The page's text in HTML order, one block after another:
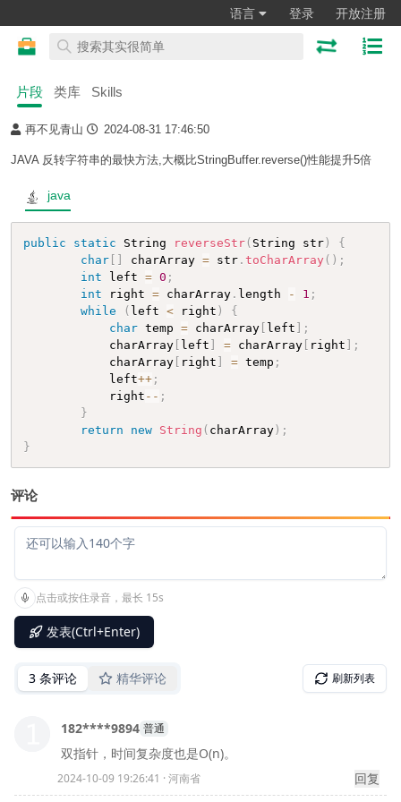
语言 登录 开放注册
片段 类库 Skills
再不见青山 2024-08-31 17:46:50
JAVA 反转字符串的最快方法,大概比StringBuffer.reverse()性能提升5倍
java
public static String reverseStr( String str)
{
char[ charArray = str. toCharArray ( ) ;
int left = 0 ;
int right = charArray. length - 1 ;
while
( left < right )
{
char temp = charArray[ left
;
            charArray
[ left = charArray[ right
;
            charArray
[ right = temp ;
            left
++;
            right
-- ;
}
return
new String ( charArray) ;
}
评论